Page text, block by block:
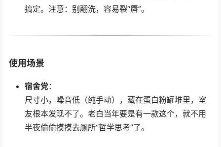
搞定。注意：别翻洗，容易裂“唇”。
使用场景
宿舍党：
尺寸小，噪音低（纯手动），藏在蛋白粉罐堆里，室
友根本发现不了。老白当年要是有一款这个，就不用
半夜偷偷摸摸去厕所“哲学思考”了。